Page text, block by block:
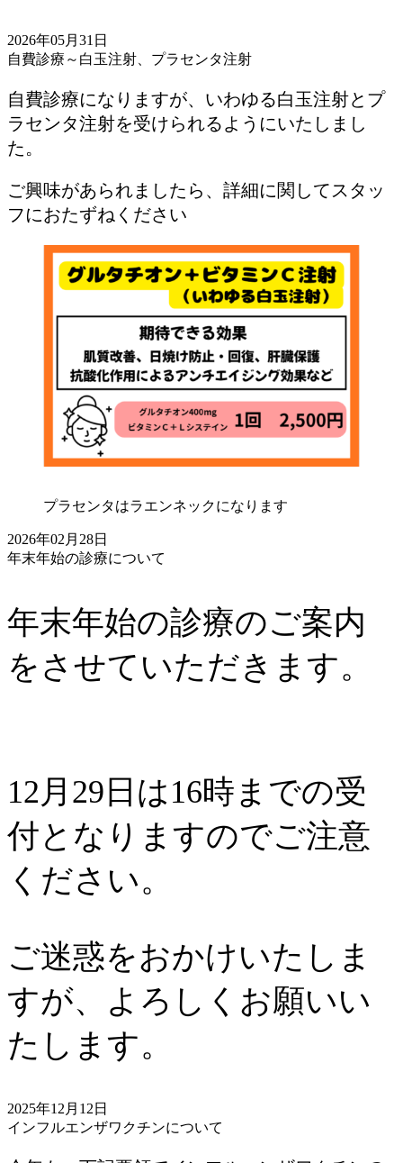
2026年05月31日
自費診療～白玉注射、プラセンタ注射
自費診療になりますが、いわゆる白玉注射とプ
ラセンタ注射を受けられるようにいたしまし
た。
ご興味があられましたら、詳細に関してスタッ
フにおたずねください
プラセンタはラエンネックになります
2026年02月28日
年末年始の診療について
年末年始の診療のご案内
をさせていただきます。
12月29日は16時までの受
付となりますのでご注意
ください。
ご迷惑をおかけいたしま
すが、よろしくお願いい
たします。
2025年12月12日
インフルエンザワクチンについて